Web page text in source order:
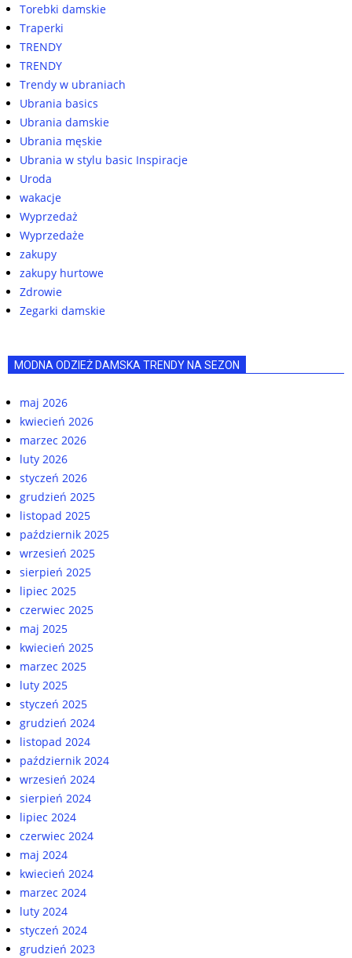
Torebki damskie
Traperki
TRENDY
TRENDY
Trendy w ubraniach
Ubrania basics
Ubrania damskie
Ubrania męskie
Ubrania w stylu basic Inspiracje
Uroda
wakacje
Wyprzedaż
Wyprzedaże
zakupy
zakupy hurtowe
Zdrowie
Zegarki damskie
MODNA ODZIEŻ DAMSKA TRENDY NA SEZON
maj 2026
kwiecień 2026
marzec 2026
luty 2026
styczeń 2026
grudzień 2025
listopad 2025
październik 2025
wrzesień 2025
sierpień 2025
lipiec 2025
czerwiec 2025
maj 2025
kwiecień 2025
marzec 2025
luty 2025
styczeń 2025
grudzień 2024
listopad 2024
październik 2024
wrzesień 2024
sierpień 2024
lipiec 2024
czerwiec 2024
maj 2024
kwiecień 2024
marzec 2024
luty 2024
styczeń 2024
grudzień 2023